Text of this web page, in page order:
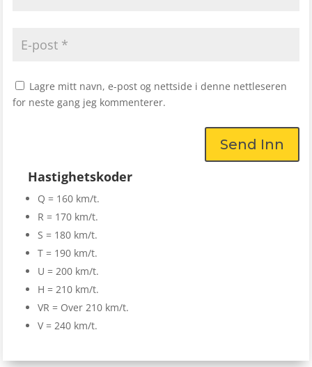
Lagre mitt navn, e-post og nettside i denne nettleseren
for neste gang jeg kommenterer.
Send Inn
Hastighetskoder
Q = 160 km/t.
R = 170 km/t.
S = 180 km/t.
T = 190 km/t.
U = 200 km/t.
H = 210 km/t.
VR = Over 210 km/t.
V = 240 km/t.